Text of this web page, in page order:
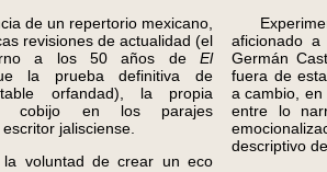
de un repertorio mexicano,
revisiones de actualidad (el
a los 50 años de El
la prueba definitiva de
orfandad), la propia
cobijo en los parajes
jalisciense.
voluntad de crear un eco
aficionado
Germán
fuera de
a cambio, en
entre lo
descriptivo